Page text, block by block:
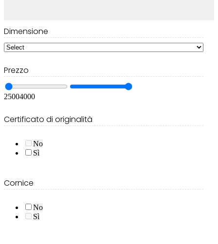
Dimensione
Prezzo
25004000
Certificato di originalità
No
Sì
Cornice
No
Sì